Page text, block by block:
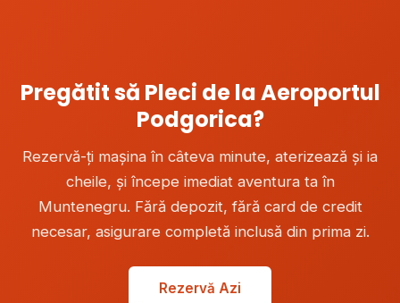
Pregătit să Pleci de la Aeroportul
Podgorica?
Rezervă-ți mașina în câteva minute, aterizează și ia
cheile, și începe imediat aventura ta în
Muntenegru. Fără depozit, fără card de credit
necesar, asigurare completă inclusă din prima zi.
Rezervă Azi